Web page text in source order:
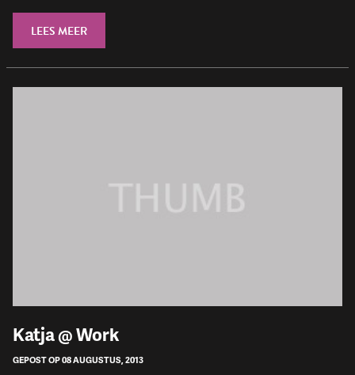
LEES MEER
Katja @ Work
GEPOST OP 08 AUGUSTUS, 2013